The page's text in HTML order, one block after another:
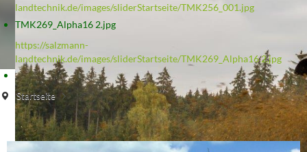
landtechnik.de/images/sliderStartseite/TMK256_001.jpg
TMK269_Alpha16 2.jpg
https://salzmann-
landtechnik.de/images/sliderStartseite/TMK269_Alpha16 2.jpg
Startseite